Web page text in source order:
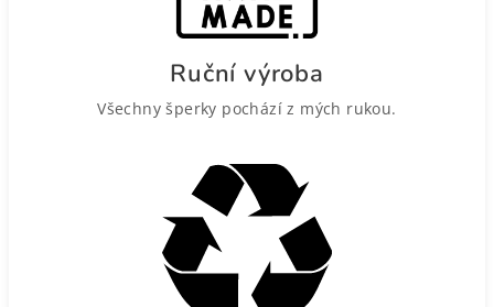
Ruční výroba
Všechny šperky pochází z mých rukou.